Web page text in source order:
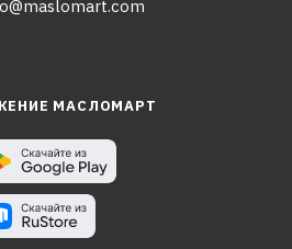
МАСЛОМАРТ